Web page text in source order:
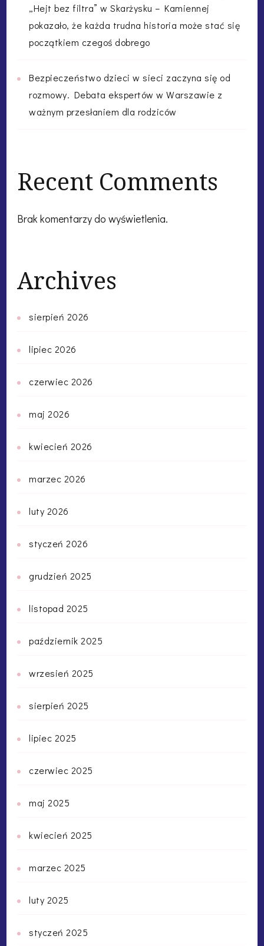
„Hejt bez filtra” w Skarżysku – Kamiennej
pokazało, że każda trudna historia może stać się
początkiem czegoś dobrego
Bezpieczeństwo dzieci w sieci zaczyna się od
rozmowy. Debata ekspertów w Warszawie z
ważnym przesłaniem dla rodziców
Recent Comments
Brak komentarzy do wyświetlenia.
Archives
sierpień 2026
lipiec 2026
czerwiec 2026
maj 2026
kwiecień 2026
marzec 2026
luty 2026
styczeń 2026
grudzień 2025
listopad 2025
październik 2025
wrzesień 2025
sierpień 2025
lipiec 2025
czerwiec 2025
maj 2025
kwiecień 2025
marzec 2025
luty 2025
styczeń 2025